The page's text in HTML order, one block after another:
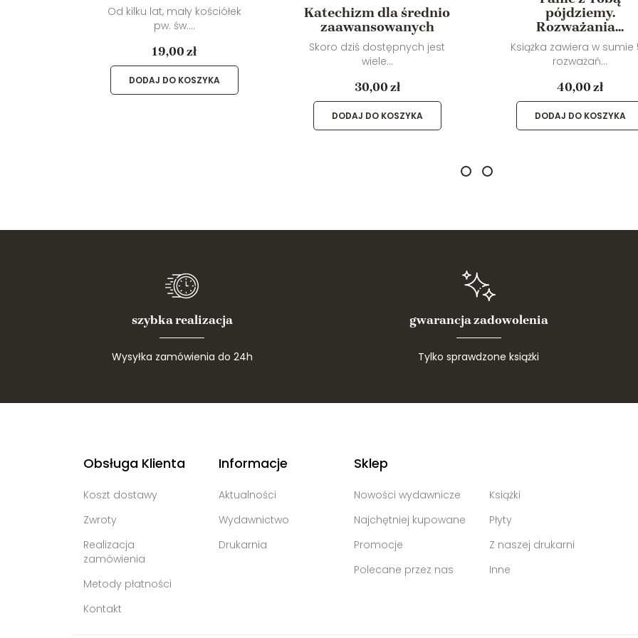
Od kilku lat, mały kościółek
pw. św....
19,00 zł
DODAJ DO KOSZYKA
Katechizm dla średnio
zaawansowanych
Skoro dziś dostępnych jest
wiele...
30,00 zł
DODAJ DO KOSZYKA
pójdziemy.
Rozważania...
Książka zawiera w sumie
rozważań...
40,00 zł
DODAJ DO KOSZYKA
szybka realizacja
Wysyłka zamówienia do 24h
gwarancja zadowolenia
Tylko sprawdzone książki
Obsługa Klienta
Koszt dostawy
Zwroty
Realizacja
zamówienia
Metody płatności
Kontakt
Informacje
Aktualności
Wydawnictwo
Drukarnia
Sklep
Nowości wydawnicze
Najchętniej kupowane
Promocje
Polecane przez nas
Książki
Płyty
Z naszej drukarni
Inne